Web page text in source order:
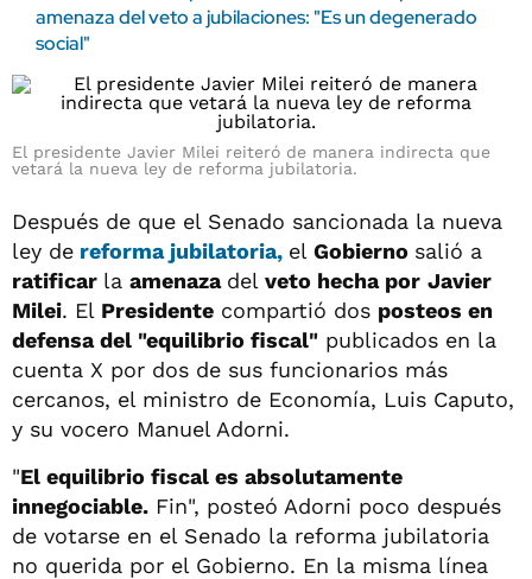
amenaza del veto a jubilaciones: "Es un degenerado
social"
El presidente Javier Milei reiteró de manera indirecta que
vetará la nueva ley de reforma jubilatoria.
Después de que el Senado sancionada la nueva
ley de reforma jubilatoria, el Gobierno salió a
ratificar la amenaza del veto hecha por Javier
Milei. El Presidente compartió dos posteos en
defensa del "equilibrio fiscal" publicados en la
cuenta X por dos de sus funcionarios más
cercanos, el ministro de Economía, Luis Caputo,
y su vocero Manuel Adorni.
"El equilibrio fiscal es absolutamente
innegociable. Fin", posteó Adorni poco después
de votarse en el Senado la reforma jubilatoria
no querida por el Gobierno. En la misma línea